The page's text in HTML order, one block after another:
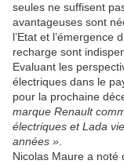
seules ne suffisent
avantageuses sont
l’Etat et l’émergence
recharge sont
Evaluant les
électriques dans le
pour la prochaine
marque Renault
électriques et Lada
années »
Nicolas Maure a noté